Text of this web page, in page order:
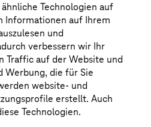
Lösungen mit
T-Systems
zu globaler
Google Cloud
Profitieren
und neuen
Technologien auf
Informationen auf Ihrem
und
verbessern wir Ihr
Traffic auf der Website und
Werbung, die für Sie
website- und
erstellt. Auch
Technologien.